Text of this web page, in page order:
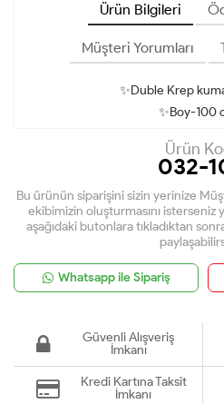
Ürün Bilgileri
Müşteri Yorumları
✨Duble Krep
✨Boy-100
Ürün
032-
Bu ürünün siparişini sizin yerinize
ekibimizin oluşturmasını isterseniz
aşağıdaki butonlara tıkladıktan
Whatsapp ile Sipariş
Güvenli Alışveriş
İmkanı
Kredi Kartına Taksit
İmkanı